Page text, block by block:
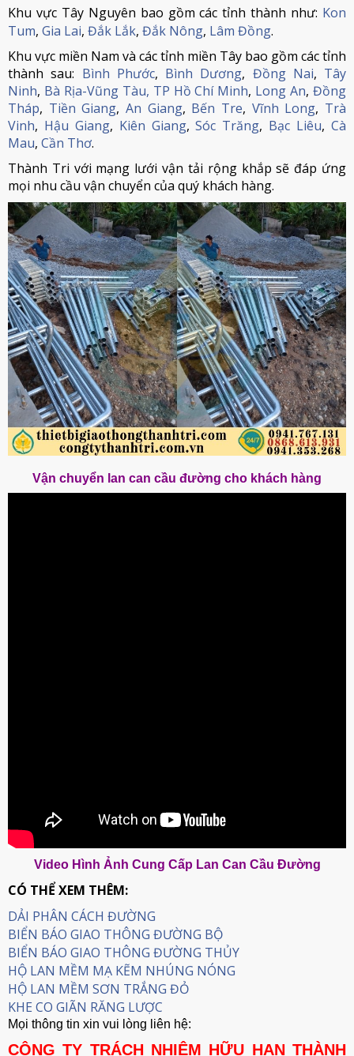
Khu vực Tây Nguyên bao gồm các tỉnh thành như: Kon
Tum, Gia Lai, Đắk Lắk, Đắk Nông, Lâm Đồng.
Khu vực miền Nam và các tỉnh miền Tây bao gồm các tỉnh
thành sau: Bình Phước, Bình Dương, Đồng Nai, Tây
Ninh, Bà Rịa-Vũng Tàu, TP Hồ Chí Minh, Long An,Đồng
Tháp, Tiền Giang,An Giang, Bến Tre, Vĩnh Long, Trà
Vinh, Hậu Giang, Kiên Giang,Sóc Trăng, Bạc Liêu,Cà
Mau, Cần Thơ.
Thành Tri với mạng lưới vận tải rộng khắp sẽ đáp ứng
mọi nhu cầu vận chuyển của quý khách hàng.
Vận chuyển lan can cầu đường cho khách hàng
Video Hình Ảnh Cung Cấp Lan Can Cầu Đường
CÓ THỂ XEM THÊM:
DẢI PHÂN CÁCH ĐƯỜNG
BIỂN BÁO GIAO THÔNG ĐƯỜNG BỘ
BIỂN BÁO GIAO THÔNG ĐƯỜNG THỦY
HỘ LAN MỀM MẠ KẼM NHÚNG NÓNG
HỘ LAN MỀM SƠN TRẮNG ĐỎ
KHE CO GIÃN RĂNG LƯỢC
Mọi thông tin xin vui lòng liên hệ:
CÔNG TY TRÁCH NHIỆM HỮU HẠN THÀNH